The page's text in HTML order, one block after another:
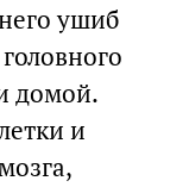
ушиб
домой.
и